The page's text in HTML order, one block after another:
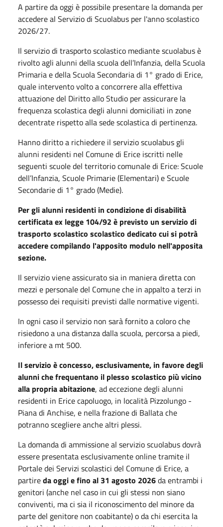
A partire da oggi è possibile presentare la domanda per
accedere al Servizio di Scuolabus per l'anno scolastico
2026/27.
Il servizio di trasporto scolastico mediante scuolabus è
rivolto agli alunni della scuola dell’Infanzia, della Scuola
Primaria e della Scuola Secondaria di 1° grado di Erice,
quale intervento volto a concorrere alla effettiva
attuazione del Diritto allo Studio per assicurare la
frequenza scolastica degli alunni domiciliati in zone
decentrate rispetto alla sede scolastica di pertinenza.
Hanno diritto a richiedere il servizio scuolabus gli
alunni residenti nel Comune di Erice iscritti nelle
seguenti scuole del territorio comunale di Erice: Scuole
dell’Infanzia, Scuole Primarie (Elementari) e Scuole
Secondarie di 1° grado (Medie).
Per gli alunni residenti in condizione di disabilità
certificata ex legge 104/92 è previsto un servizio di
trasporto scolastico scolastico dedicato cui si potrà
accedere compilando l'apposito modulo nell'apposita
sezione.
Il servizio viene assicurato sia in maniera diretta con
mezzi e personale del Comune che in appalto a terzi in
possesso dei requisiti previsti dalle normative vigenti.
In ogni caso il servizio non sarà fornito a coloro che
risiedono a una distanza dalla scuola, percorsa a piedi,
inferiore a mt 500.
Il servizio è concesso, esclusivamente, in favore degli
alunni che frequentano il plesso scolastico più vicino
alla propria abitazione, ad eccezione degli alunni
residenti in Erice capoluogo, in località Pizzolungo -
Piana di Anchise, e nella frazione di Ballata che
potranno scegliere anche altri plessi.
La domanda di ammissione al servizio scuolabus dovrà
essere presentata esclusivamente online tramite il
Portale dei Servizi scolastici del Comune di Erice, a
partireda oggi e fino al 31 agosto 2026da entrambi i
genitori (anche nel caso in cui gli stessi non siano
conviventi, ma ci sia il riconoscimento del minore da
parte del genitore non coabitante) o da chi esercita la